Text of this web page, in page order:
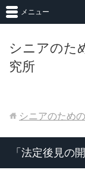
シニアのた
究所
メニュー
シニアのため
「法定後見の